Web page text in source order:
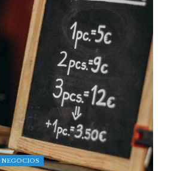
NEGOCIOS